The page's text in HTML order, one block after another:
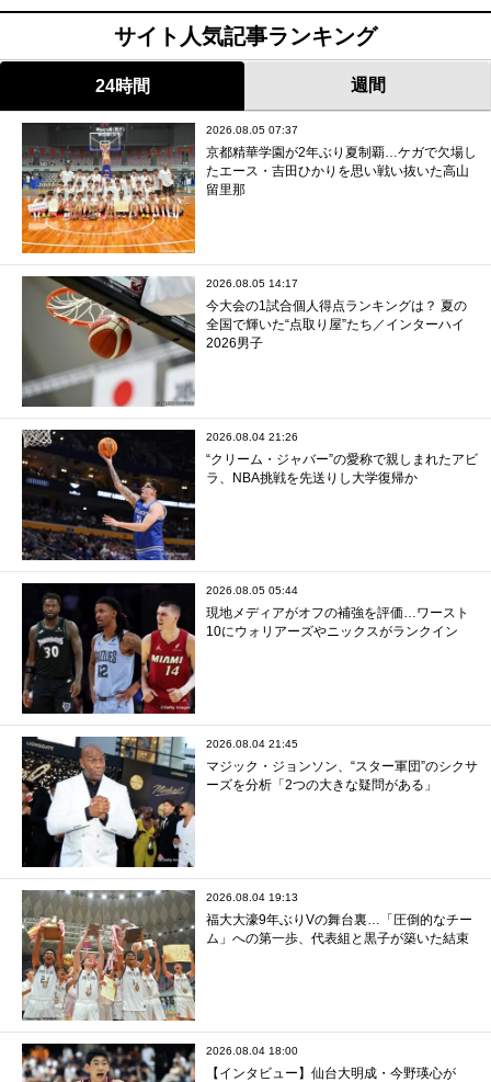
サイト人気記事ランキング
24時間 週間
2026.08.05 07:37
京都精華学園が2年ぶり夏制覇…ケガで欠場し
たエース・吉田ひかりを思い戦い抜いた高山
留里那
2026.08.05 14:17
今大会の1試合個人得点ランキングは？ 夏の
全国で輝いた“点取り屋”たち／インターハイ
2026男子
2026.08.04 21:26
“クリーム・ジャバー”の愛称で親しまれたアビ
ラ、NBA挑戦を先送りし大学復帰か
2026.08.05 05:44
現地メディアがオフの補強を評価…ワースト
10にウォリアーズやニックスがランクイン
2026.08.04 21:45
マジック・ジョンソン、“スター軍団”のシクサ
ーズを分析「2つの大きな疑問がある」
2026.08.04 19:13
福大大濠9年ぶりVの舞台裏…「圧倒的なチー
ム」への第一歩、代表組と黒子が築いた結束
2026.08.04 18:00
【インタビュー】仙台大明成・今野瑛心が